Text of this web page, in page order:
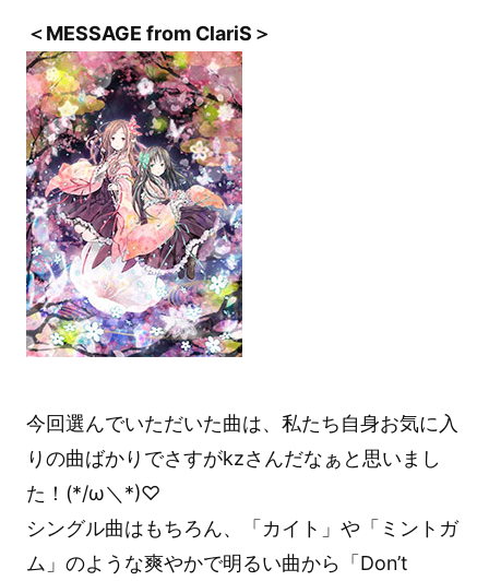
＜MESSAGE from ClariS＞
今回選んでいただいた曲は、私たち自身お気に入
りの曲ばかりでさすがkzさんだなぁと思いまし
た！(*/ω＼*)♡
シングル曲はもちろん、「カイト」や「ミントガ
ム」のような爽やかで明るい曲から「Don’t